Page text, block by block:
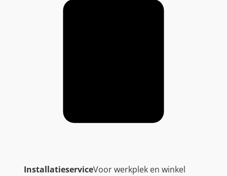
InstallatieserviceVoor werkplek en winkel